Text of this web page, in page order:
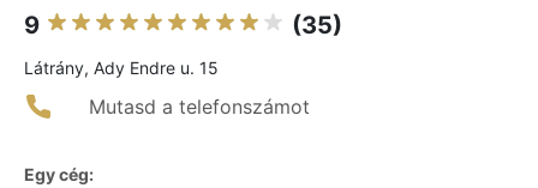
9 (35)
Látrány, Ady Endre u. 15
Mutasd a telefonszámot
Egy cég: